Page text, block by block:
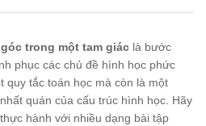
trong một tam giác là bước
phục các chủ đề hình học phức
quy tắc toán học mà còn là một
quán của cấu trúc hình học. Hãy
hành với nhiều dạng bài tập